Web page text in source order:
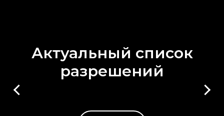
Актуальный список
разрешений